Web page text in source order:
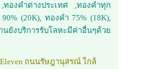
งคำต่างประเทศ ,ทองคำทุก
(20K), ทองคำ 75% (18K),
นยังบริการรับโลหะมีค่าอื่นๆด้วย
ถนนรัษฎานุสรณ์ ใกล้